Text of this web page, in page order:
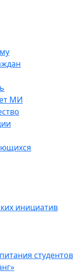
МИ
инициатив
студентов